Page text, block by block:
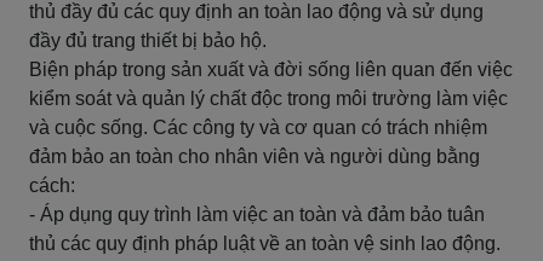
thủ đầy đủ các quy định an toàn lao động và sử dụng
đầy đủ trang thiết bị bảo hộ.
Biện pháp trong sản xuất và đời sống liên quan đến việc
kiểm soát và quản lý chất độc trong môi trường làm việc
và cuộc sống. Các công ty và cơ quan có trách nhiệm
đảm bảo an toàn cho nhân viên và người dùng bằng
cách:
- Áp dụng quy trình làm việc an toàn và đảm bảo tuân
thủ các quy định pháp luật về an toàn vệ sinh lao động.